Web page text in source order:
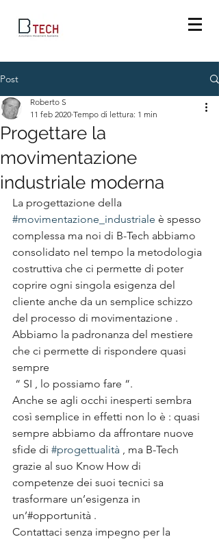
Post
Progettare la
movimentazione
industriale moderna
Roberto S
11 feb 2020 Tempo di lettura: 1 min
La progettazione della
#movimentazione_industriale è spesso
complessa ma noi di B-Tech abbiamo
consolidato nel tempo la metodologia
costruttiva che ci permette di poter
coprire ogni singola esigenza del
cliente anche da un semplice schizzo
del processo di movimentazione .
Abbiamo la padronanza del mestiere
che ci permette di rispondere quasi
sempre
“ SI , lo possiamo fare “.
Anche se agli occhi inesperti sembra
così semplice in effetti non lo è : quasi
sempre abbiamo da affrontare nuove
sfide di #progettualità , ma B-Tech
grazie al suo Know How di
competenze dei suoi tecnici sa
trasformare un’esigenza in
un’#opportunità .
Contattaci senza impegno per la